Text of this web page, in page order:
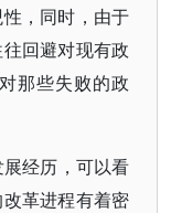
，同时，由于
回避对现有政
那些失败的政
经历，可以看
革进程有着密